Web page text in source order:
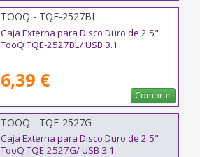
TOOQ - TQE-2527BL
Caja Externa para Disco Duro de 2.5"
TooQ TQE-2527BL/ USB 3.1
6,39 €
Comprar
TOOQ - TQE-2527G
Caja Externa para Disco Duro de 2.5"
TooQ TQE-2527G/ USB 3.1